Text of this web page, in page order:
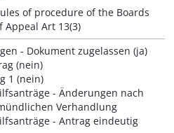
of procedure of the Boards
Appeal Art 13(3)
- Dokument zugelassen (ja)
(nein)
1 (nein)
- Änderungen nach
Verhandlung
- Antrag eindeutig